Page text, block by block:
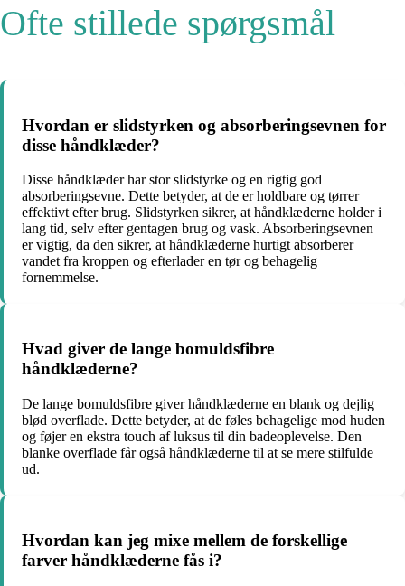
Ofte stillede spørgsmål
Hvordan er slidstyrken og absorberingsevnen for
disse håndklæder?
Disse håndklæder har stor slidstyrke og en rigtig god
absorberingsevne. Dette betyder, at de er holdbare og tørrer
effektivt efter brug. Slidstyrken sikrer, at håndklæderne holder i
lang tid, selv efter gentagen brug og vask. Absorberingsevnen
er vigtig, da den sikrer, at håndklæderne hurtigt absorberer
vandet fra kroppen og efterlader en tør og behagelig
fornemmelse.
Hvad giver de lange bomuldsfibre
håndklæderne?
De lange bomuldsfibre giver håndklæderne en blank og dejlig
blød overflade. Dette betyder, at de føles behagelige mod huden
og føjer en ekstra touch af luksus til din badeoplevelse. Den
blanke overflade får også håndklæderne til at se mere stilfulde
ud.
Hvordan kan jeg mixe mellem de forskellige
farver håndklæderne fås i?